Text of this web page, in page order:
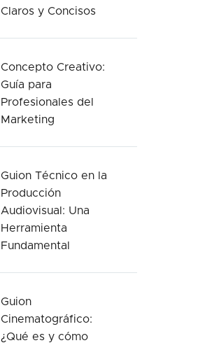
Claros y Concisos
Concepto Creativo:
Guía para
Profesionales del
Marketing
Guion Técnico en la
Producción
Audiovisual: Una
Herramienta
Fundamental
Guion
Cinematográfico:
¿Qué es y cómo